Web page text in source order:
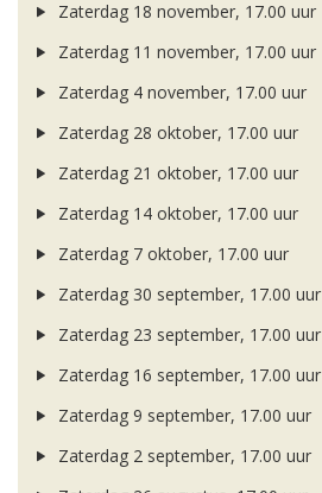
Zaterdag 18 november, 17.00 uur
Zaterdag 11 november, 17.00 uur
Zaterdag 4 november, 17.00 uur
Zaterdag 28 oktober, 17.00 uur
Zaterdag 21 oktober, 17.00 uur
Zaterdag 14 oktober, 17.00 uur
Zaterdag 7 oktober, 17.00 uur
Zaterdag 30 september, 17.00 uur
Zaterdag 23 september, 17.00 uur
Zaterdag 16 september, 17.00 uur
Zaterdag 9 september, 17.00 uur
Zaterdag 2 september, 17.00 uur